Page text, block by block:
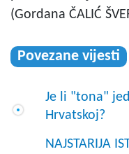
(Gordana ČALIĆ
Povezane vijesti
Je li "tona"
Hrvatskoj?
NAJSTARIJA